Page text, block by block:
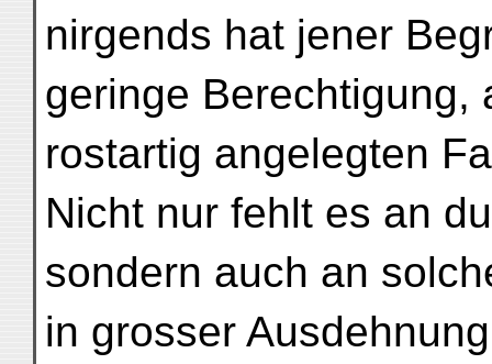
nirgends hat jener
geringe Berechtigung,
rostartig angelegten
Nicht nur fehlt es an
sondern auch an
in grosser